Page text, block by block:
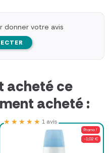
donner votre avis
acheté ce
acheté :
Promo !
-1,02 €
★★★★★
★★★★★ 1 avis